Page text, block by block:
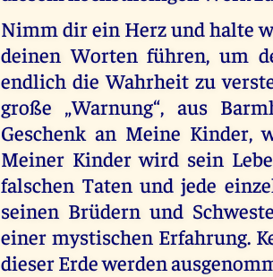
Nimm dir ein Herz und halte
deinen Worten führen, um
endlich die Wahrheit zu
große „Warnung“, aus
Geschenk an Meine Kinder,
Meiner Kinder wird sein
falschen Taten und jede
seinen Brüdern und
einer mystischen Erfahrung.
dieser Erde werden